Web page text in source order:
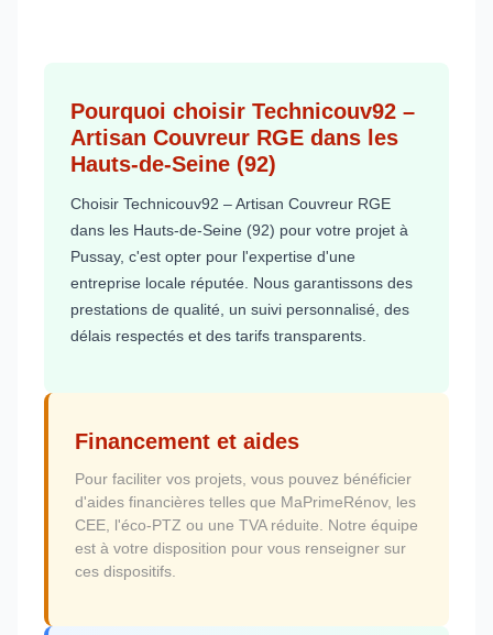
Pourquoi choisir Technicouv92 –
Artisan Couvreur RGE dans les
Hauts-de-Seine (92)
Choisir Technicouv92 – Artisan Couvreur RGE
dans les Hauts-de-Seine (92) pour votre projet à
Pussay, c'est opter pour l'expertise d'une
entreprise locale réputée. Nous garantissons des
prestations de qualité, un suivi personnalisé, des
délais respectés et des tarifs transparents.
Financement et aides
Pour faciliter vos projets, vous pouvez bénéficier
d'aides financières telles que MaPrimeRénov, les
CEE, l'éco-PTZ ou une TVA réduite. Notre équipe
est à votre disposition pour vous renseigner sur
ces dispositifs.